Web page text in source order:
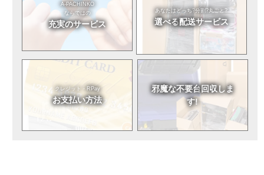
A-PACHINKO
ならではの
充実のサービス
あなたはどっち?分割?丸ごと?
選べる配送サービス
クレジット・RPay
お支払い方法
邪魔な不要台回収しま
す!